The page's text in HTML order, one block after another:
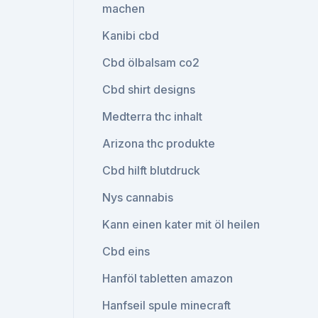
machen
Kanibi cbd
Cbd ölbalsam co2
Cbd shirt designs
Medterra thc inhalt
Arizona thc produkte
Cbd hilft blutdruck
Nys cannabis
Kann einen kater mit öl heilen
Cbd eins
Hanföl tabletten amazon
Hanfseil spule minecraft